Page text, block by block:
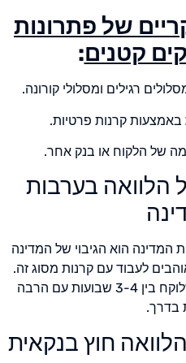
עיקריים של פתרונות
קטנים:
רגילים ומסלולי קורונה.
באמצעות קרנות פרטיות.
של הלקוח או בנק אחר.
הלוואה בערבות
המדינה הוא הגיבוי של המדינה
לעבוד עם קרנות מסוג זה.
החיסרון הוא באורך התהליך שלוקח בין 3-4 שבועות עם הרבה
בדרך.
חוץ בנקאית